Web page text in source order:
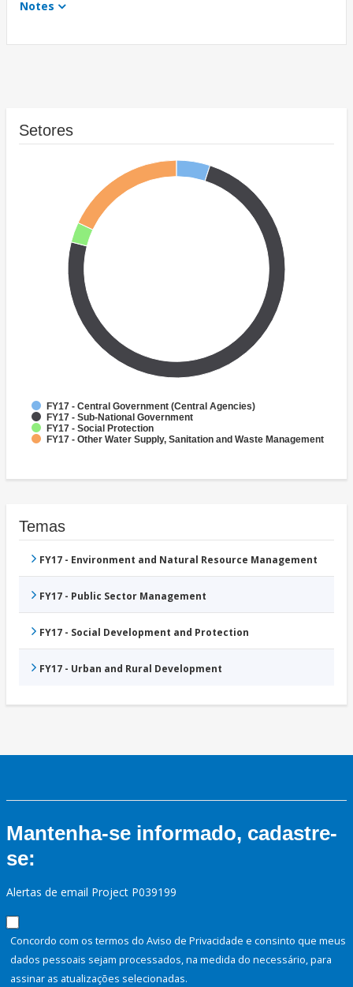
Notes
Setores
FY17 - Central Government (Central Agencies)
FY17 - Sub-National Government
FY17 - Social Protection
FY17 - Other Water Supply, Sanitation and Waste Management
Temas
FY17 - Environment and Natural Resource Management
FY17 - Public Sector Management
FY17 - Social Development and Protection
FY17 - Urban and Rural Development
Mantenha-se informado, cadastre-
se:
Alertas de email Project P039199
Concordo com os termos do Aviso de Privacidade e consinto que meus
dados pessoais sejam processados, na medida do necessário, para
assinar as atualizações selecionadas.